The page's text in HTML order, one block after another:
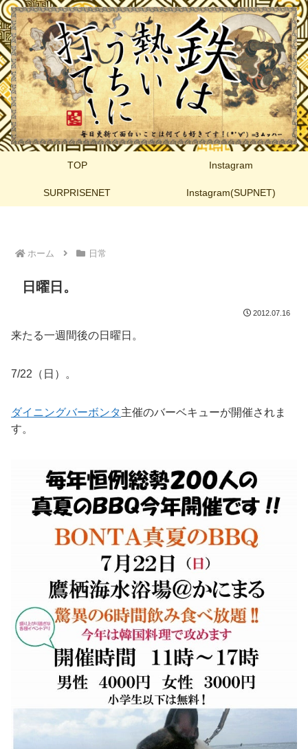
TOP Instagram
SURPRISENET Instagram(SUPNET)
ホーム 日常
日曜日。
2012.07.16
来たる一週間後の日曜日。
7/22（日）。
ダイニングバーボンタ主催のバーベキューが開催されま
す。